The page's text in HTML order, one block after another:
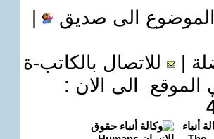
الى صديق
للاتصال بالكاتب-ة
الى الان :